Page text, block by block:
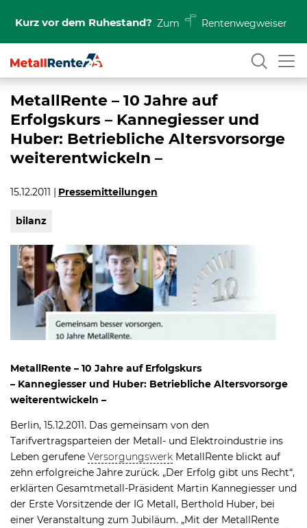
Kurz vor dem Ruhestand? Zum Rentenwegweiser
MetallRente – 10 Jahre auf
Erfolgskurs – Kannegiesser und
Huber: Betriebliche Altersvorsorge
weiterentwickeln –
15.12.2011 Pressemitteilungen
bilanz
MetallRente – 10 Jahre auf Erfolgskurs
– Kannegiesser und Huber: Betriebliche Altersvorsorge
weiterentwickeln –
Berlin, 15.12.2011. Das gemeinsam von den
Tarifvertragsparteien der Metall- und Elektroindustrie ins
Leben gerufene Versorgungswerk MetallRente blickt auf
zehn erfolgreiche Jahre zurück. „Der Erfolg gibt uns Recht“,
erklärten Gesamtmetall-Präsident Martin Kannegiesser und
der Erste Vorsitzende der IG Metall, Berthold Huber, bei
einer Veranstaltung zum Jubiläum. „Mit der MetallRente